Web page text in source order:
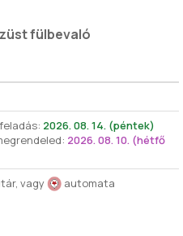
fülbevaló
2026. 08. 14. (péntek)
2026. 08. 10. (hétfő
vagy automata